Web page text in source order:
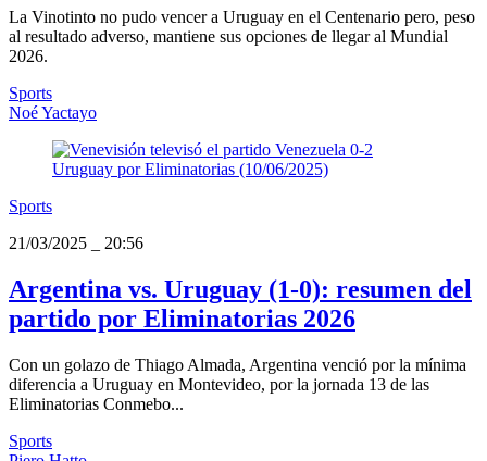
La Vinotinto no pudo vencer a Uruguay en el Centenario pero, peso
al resultado adverso, mantiene sus opciones de llegar al Mundial
2026.
Sports
Noé Yactayo
Sports
21/03/2025
20:56
Argentina vs. Uruguay (1-0): resumen del
partido por Eliminatorias 2026
Con un golazo de Thiago Almada, Argentina venció por la mínima
diferencia a Uruguay en Montevideo, por la jornada 13 de las
Eliminatorias Conmebo...
Sports